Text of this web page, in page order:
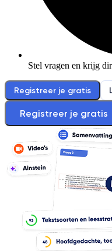
Stel vragen en krijg
Registreer je gratis
Registreer je gratis